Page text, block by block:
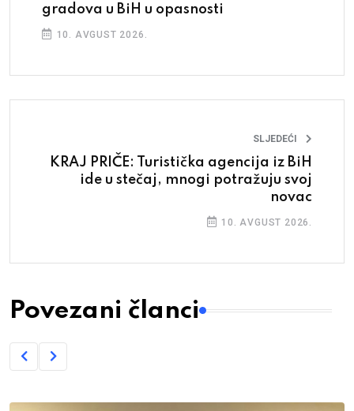
gradova u BiH u opasnosti
10. AVGUST 2026.
SLJEDEĆI
KRAJ PRIČE: Turistička agencija iz BiH
ide u stečaj, mnogi potražuju svoj
novac
10. AVGUST 2026.
Povezani članci